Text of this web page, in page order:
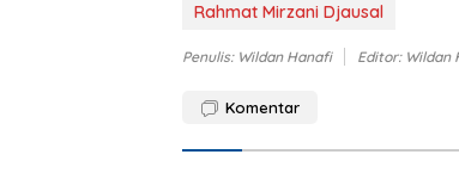
Rahmat Mirzani Djausal
Penulis: Wildan Hanafi Editor: Wildan
Komentar